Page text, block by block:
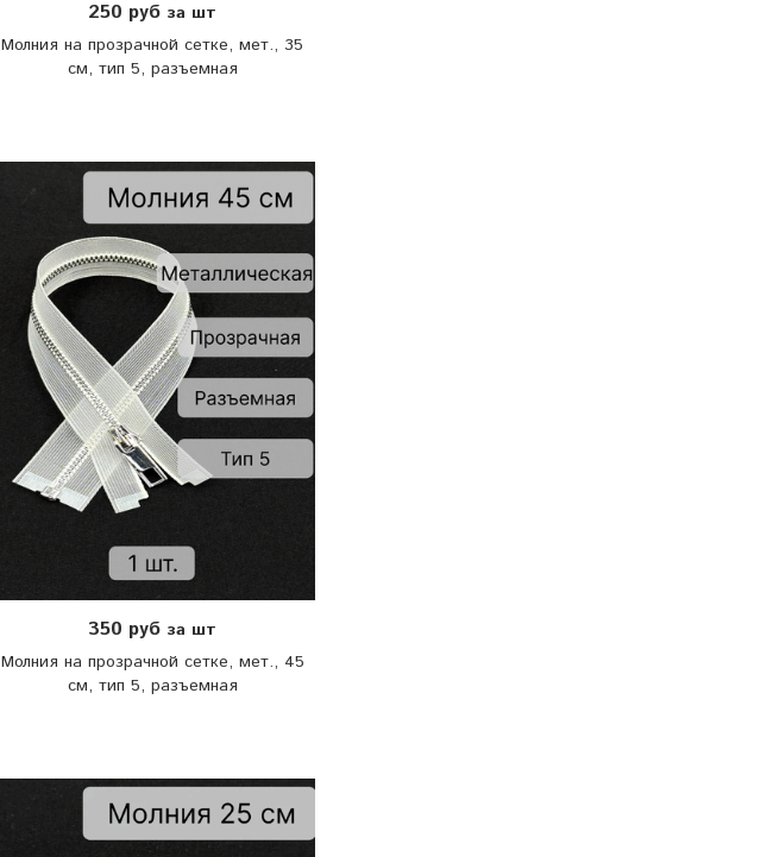
250 руб за шт
Молния на прозрачной сетке, мет., 35
см, тип 5, разъемная
350 руб за шт
Молния на прозрачной сетке, мет., 45
см, тип 5, разъемная